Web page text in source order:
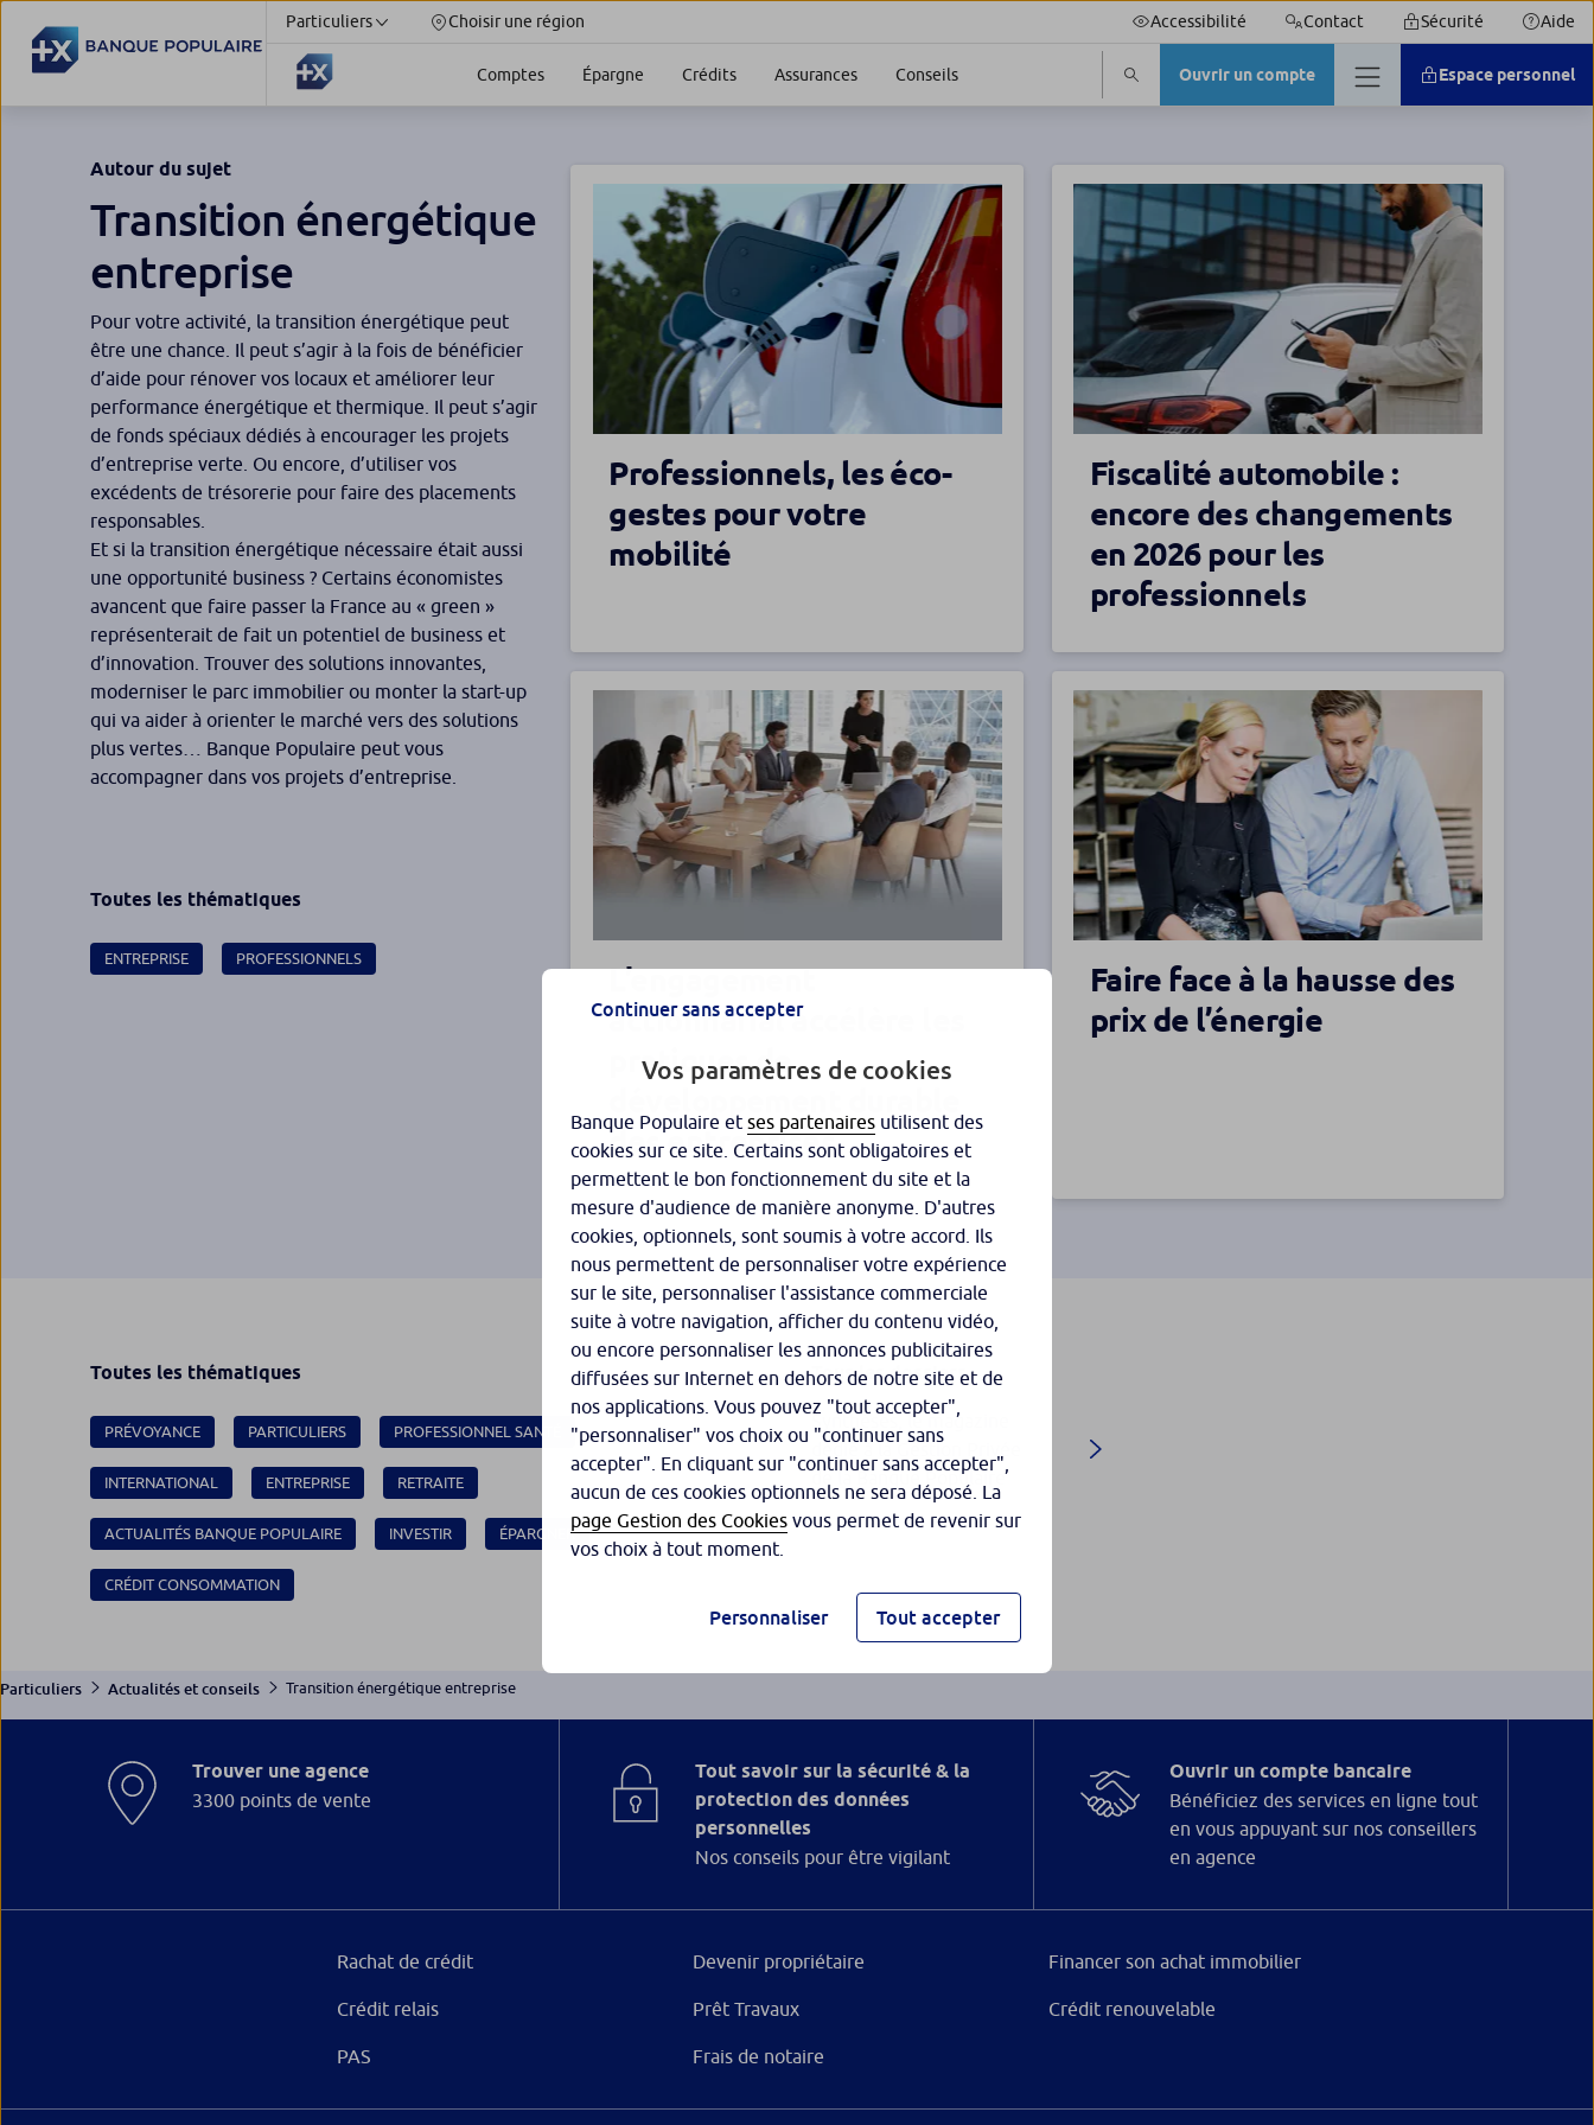
Particuliers Choisir une région Accessibilité Contact Sécurité Aide
Comptes Épargne Crédits Assurances Conseils Ouvrir un compte Espace personnel
Autour du sujet
Transition énergétique
entreprise
Pour votre activité, la transition énergétique peut
être une chance. Il peut s’agir à la fois de bénéficier
d’aide pour rénover vos locaux et améliorer leur
performance énergétique et thermique. Il peut s’agir
de fonds spéciaux dédiés à encourager les projets
d’entreprise verte. Ou encore, d’utiliser vos
excédents de trésorerie pour faire des placements
responsables.
Et si la transition énergétique nécessaire était aussi
une opportunité business ? Certains économistes
avancent que faire passer la France au « green »
représenterait de fait un potentiel de business et
d’innovation. Trouver des solutions innovantes,
moderniser le parc immobilier ou monter la start-up
qui va aider à orienter le marché vers des solutions
plus vertes… Banque Populaire peut vous
accompagner dans vos projets d’entreprise.
Toutes les thématiques
ENTREPRISE PROFESSIONNELS
Professionnels, les éco-
gestes pour votre
mobilité
Fiscalité automobile :
encore des changements
en 2026 pour les
professionnels
L’engagement
actionnarial accélère les
pratiques de
des entreprises
Faire face à la hausse des
prix de l’énergie
Toutes les thématiques
PRÉVOYANCE PARTICULIERS PROFESSIONNEL SANTÉ
INTERNATIONAL ENTREPRISE RETRAITE
ACTUALITÉS BANQUE POPULAIRE INVESTIR ÉPARGNER
CRÉDIT CONSOMMATION
Tous les dossiers
Synthèses, le magazine
dédié à la Gestion Privée
de la Banque Populaire
Particuliers Actualités et conseils Transition énergétique entreprise
Trouver une agence
3300 points de vente
Tout savoir sur la sécurité & la
protection des données
personnelles
Nos conseils pour être vigilant
Ouvrir un compte bancaire
Bénéficiez des services en ligne tout
en vous appuyant sur nos conseillers
en agence
Rachat de crédit Devenir propriétaire Financer son achat immobilier
Crédit relais Prêt Travaux Crédit renouvelable
PAS Frais de notaire
Continuer sans accepter
Vos paramètres de cookies
Banque Populaire et ses partenaires utilisent des
cookies sur ce site. Certains sont obligatoires et
permettent le bon fonctionnement du site et la
mesure d'audience de manière anonyme. D'autres
cookies, optionnels, sont soumis à votre accord. Ils
nous permettent de personnaliser votre expérience
sur le site, personnaliser l'assistance commerciale
suite à votre navigation, afficher du contenu vidéo,
ou encore personnaliser les annonces publicitaires
diffusées sur Internet en dehors de notre site et de
nos applications. Vous pouvez "tout accepter",
"personnaliser" vos choix ou "continuer sans
accepter". En cliquant sur "continuer sans accepter",
aucun de ces cookies optionnels ne sera déposé. La
page Gestion des Cookies vous permet de revenir sur
vos choix à tout moment.
Personnaliser Tout accepter